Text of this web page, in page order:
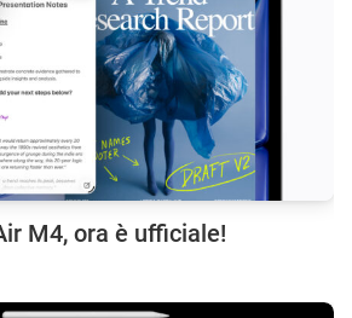
M4, ora è ufficiale!